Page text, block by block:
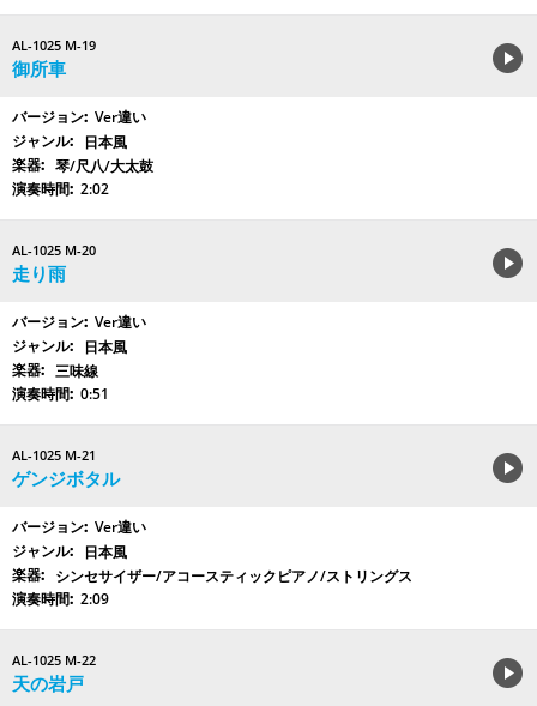
AL-1025 M-19
御所車
Ver違い
日本風
琴/尺八/大太鼓
2:02
AL-1025 M-20
走り雨
Ver違い
日本風
三味線
0:51
AL-1025 M-21
ゲンジボタル
Ver違い
日本風
シンセサイザー/アコースティックピアノ/ストリングス
2:09
AL-1025 M-22
天の岩戸